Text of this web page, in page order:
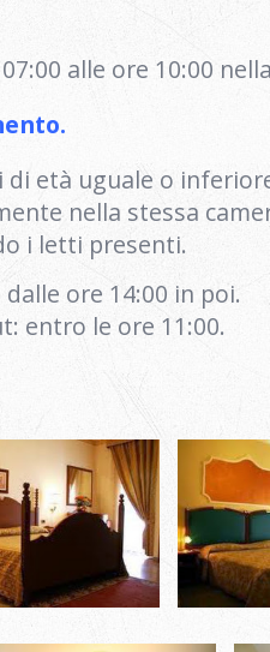
alle ore 10:00
di età uguale o
nella stessa
i letti presenti.
dalle ore 14:00 in poi.
entro le ore 11:00.